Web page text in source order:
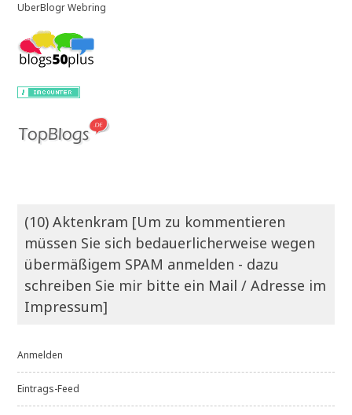
UberBlogr Webring
(10) Aktenkram [Um zu kommentieren
müssen Sie sich bedauerlicherweise wegen
übermäßigem SPAM anmelden - dazu
schreiben Sie mir bitte ein Mail / Adresse im
Impressum]
Anmelden
Eintrags-Feed